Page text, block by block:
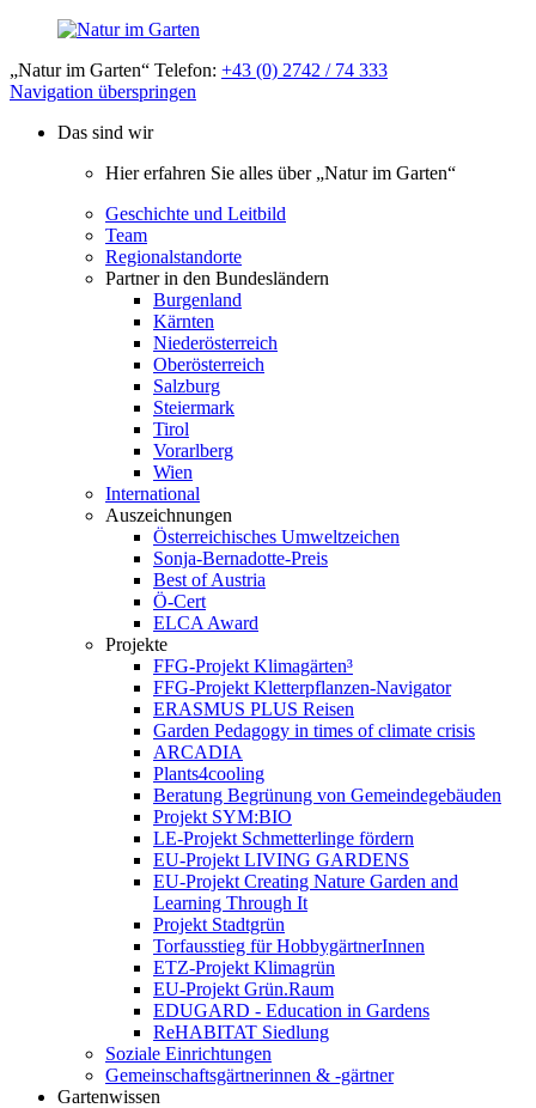
„Natur im Garten“ Telefon: +43 (0) 2742 / 74 333
Navigation überspringen
Das sind wir
Hier erfahren Sie alles über „Natur im Garten“
Geschichte und Leitbild
Team
Regionalstandorte
Partner in den Bundesländern
Burgenland
Kärnten
Niederösterreich
Oberösterreich
Salzburg
Steiermark
Tirol
Vorarlberg
Wien
International
Auszeichnungen
Österreichisches Umweltzeichen
Sonja-Bernadotte-Preis
Best of Austria
Ö-Cert
ELCA Award
Projekte
FFG-Projekt Klimagärten³
FFG-Projekt Kletterpflanzen-Navigator
ERASMUS PLUS Reisen
Garden Pedagogy in times of climate crisis
ARCADIA
Plants4cooling
Beratung Begrünung von Gemeindegebäuden
Projekt SYM:BIO
LE-Projekt Schmetterlinge fördern
EU-Projekt LIVING GARDENS
EU-Projekt Creating Nature Garden and
Learning Through It
Projekt Stadtgrün
Torfausstieg für HobbygärtnerInnen
ETZ-Projekt Klimagrün
EU-Projekt Grün.Raum
EDUGARD - Education in Gardens
ReHABITAT Siedlung
Soziale Einrichtungen
Gemeinschaftsgärtnerinnen & -gärtner
Gartenwissen